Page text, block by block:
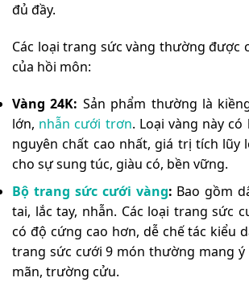
đủ đầy.
Các loại trang sức vàng thường được
của hồi môn:
Vàng 24K: Sản phẩm thường là
lớn, nhẫn cưới trơn. Loại vàng này
nguyên chất cao nhất, giá trị tích lũy
cho sự sung túc, giàu có, bền vững.
Bộ trang sức cưới vàng: Bao gồm
tai, lắc tay, nhẫn. Các loại trang sức
có độ cứng cao hơn, dễ chế tác kiểu
trang sức cưới 9 món thường mang ý
mãn, trường cửu.